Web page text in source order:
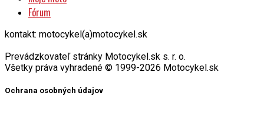
kontakt: motocykel(a)motocykel.sk
Prevádzkovateľ stránky Motocykel.sk s. r. o.
Ochrana osobných údajov